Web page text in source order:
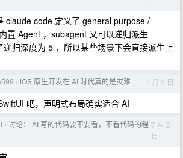
claude code 定义了 general purpose /
置 Agent ，subagent 又可以递归派生
归深度为 5 ，所以某些场景下会直接派生上
› iOS 原生开发在 AI 时代真的是灾难 7 月 9 日
吧，声明式布局确实适合 AI
› 讨论： AI 写的代码要不要看，不看代码的程 7 月 2
日